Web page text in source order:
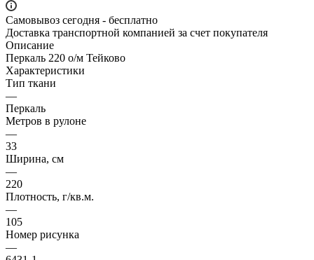
Самовывоз сегодня - бесплатно
Доставка транспортной компанией за счет покупателя
Описание
Перкаль 220 о/м Тейково
Характеристики
Тип ткани
—
Перкаль
Метров в рулоне
—
33
Ширина, см
—
220
Плотность, г/кв.м.
—
105
Номер рисунка
—